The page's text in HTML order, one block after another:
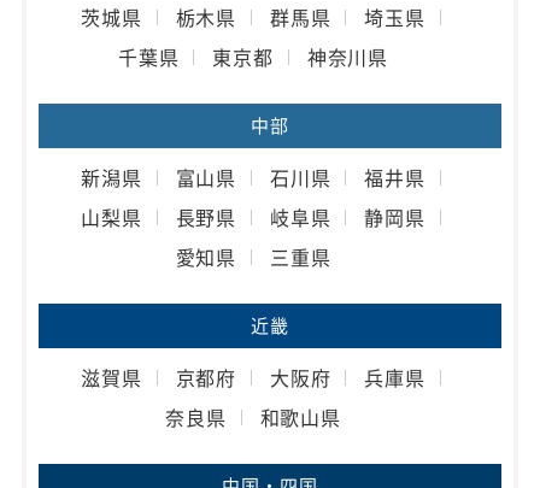
茨城県 栃木県 群馬県
埼玉県
千葉県
東京都 神奈川県
中部
新潟県 富山県 石川県
福井県
山梨県
長野県 岐阜県
静岡県
愛知県
三重県
近畿
滋賀県 京都府 大阪府
兵庫県
奈良県
和歌山県